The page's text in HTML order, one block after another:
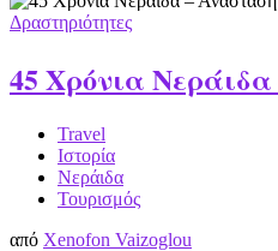
Δραστηριότητες
45 Χρόνια
Travel
Ιστορία
Νεράιδα
Τουρισμός
από Xenofon Vaizoglou